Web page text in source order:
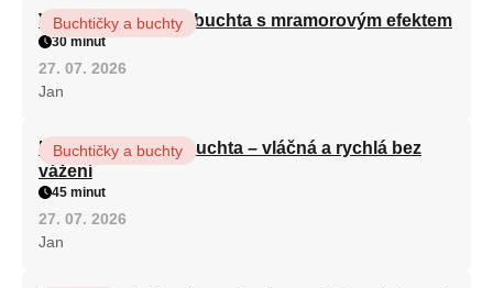
Vláčná olejová litá buchta s mramorovým efektem
Buchtičky a buchty
30 minut
27. 07. 2026
Jan
Hrnková maková buchta – vláčná a rychlá bez
vážení
Buchtičky a buchty
45 minut
27. 07. 2026
Jan